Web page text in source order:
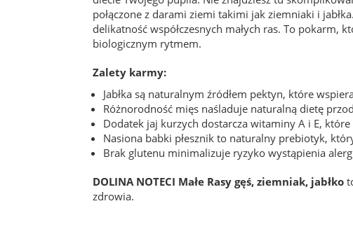
połączone z darami ziemi takimi jak ziemniaki i
delikatność współczesnych małych ras. To pokarm,
biologicznym rytmem.
Zalety karmy:
Jabłka są naturalnym źródłem pektyn, które
Różnorodność mięs naśladuje naturalną dietę
Dodatek jaj kurzych dostarcza witaminy A i E,
Nasiona babki płesznik to naturalny prebiotyk,
Brak glutenu minimalizuje ryzyko wystąpienia
DOLINA NOTECI Małe Rasy gęś, ziemniak, jabłko
zdrowia.